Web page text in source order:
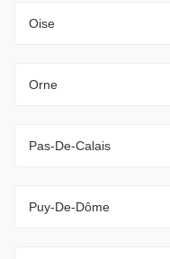
Oise
Orne
Pas-De-Calais
Puy-De-Dôme